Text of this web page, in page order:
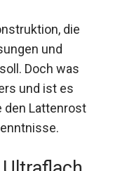
die
und
Doch was
und ist es
den Lattenrost